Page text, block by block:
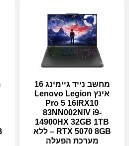
מחשב נייד גיימינג 16
אינץ Lenovo Legion
Pro 5 16IRX10
83NN002NIV i9-
14900HX 32GB 1TB
RTX 5070 8GB – ללא
מערכת הפעלה